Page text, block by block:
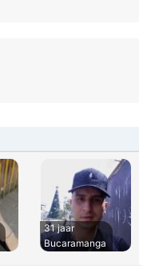
31 jaar
Bucaramanga